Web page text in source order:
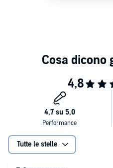
Tutte le stelle